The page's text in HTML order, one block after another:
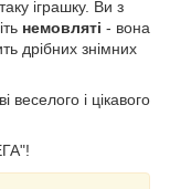
іграшку. Ви з
немовляті - вона
дрібних знімних
і цікавого